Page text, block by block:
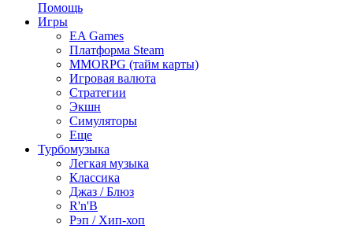
Помощь
Игры
EA Games
Платформа Steam
MMORPG (тайм карты)
Игровая валюта
Стратегии
Экшн
Симуляторы
Еще
Турбомузыка
Легкая музыка
Классика
Джаз / Блюз
R'n'B
Рэп / Хип-хоп